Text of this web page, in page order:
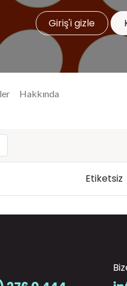
Giriş'i gizle
Hakkında
Etiketsiz